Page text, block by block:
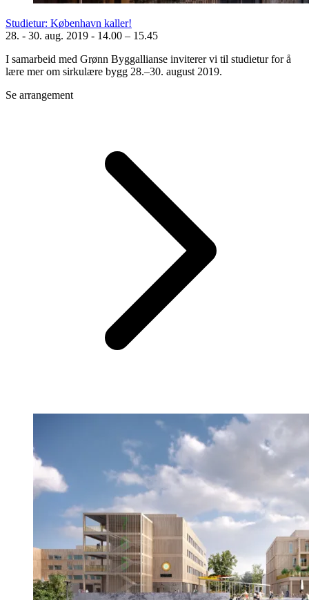
Studietur: København kaller!
28. - 30. aug. 2019 - 14.00 – 15.45
I samarbeid med Grønn Byggallianse inviterer vi til studietur for å
lære mer om sirkulære bygg 28.–30. august 2019.
Se arrangement